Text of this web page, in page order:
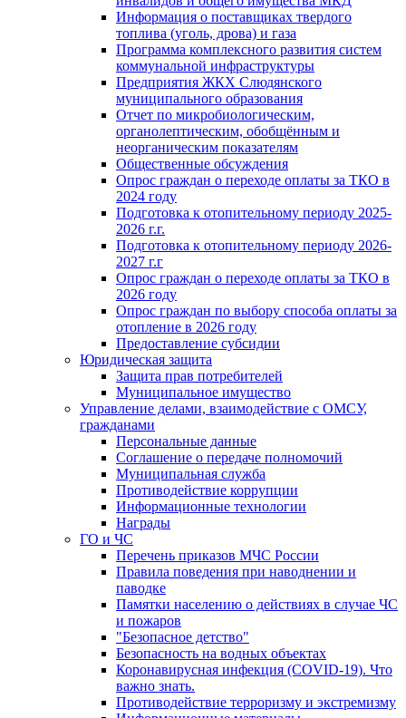
Информация о поставщиках твердого
топлива (уголь, дрова) и газа
Программа комплексного развития систем
коммунальной инфраструктуры
Предприятия ЖКХ Слюдянского
муниципального образования
Отчет по микробиологическим,
органолептическим, обобщённым и
неорганическим показателям
Общественные обсуждения
Опрос граждан о переходе оплаты за ТКО в
2024 году
Подготовка к отопительному периоду 2025-
2026 г.г.
Подготовка к отопительному периоду 2026-
2027 г.г
Опрос граждан о переходе оплаты за ТКО в
2026 году
Опрос граждан по выбору способа оплаты за
отопление в 2026 году
Предоставление субсидии
Юридическая защита
Защита прав потребителей
Муниципальное имущество
Управление делами, взаимодействие с ОМСУ,
гражданами
Персональные данные
Соглашение о передаче полномочий
Муниципальная служба
Противодействие коррупции
Информационные технологии
Награды
ГО и ЧС
Перечень приказов МЧС России
Правила поведения при наводнении и
паводке
Памятки населению о действиях в случае ЧС
и пожаров
"Безопасное детство"
Безопасность на водных объектах
Коронавирусная инфекция (COVID-19). Что
важно знать.
Противодействие терроризму и экстремизму